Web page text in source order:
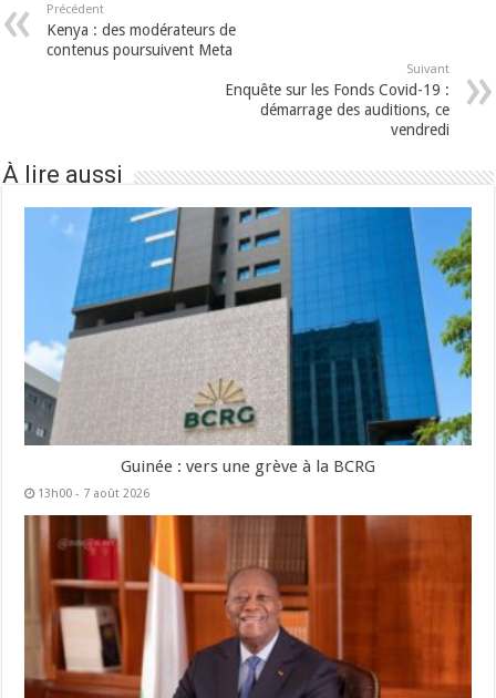
Précédent
Kenya : des modérateurs de
contenus poursuivent Meta
Suivant
Enquête sur les Fonds Covid-19 :
démarrage des auditions, ce
vendredi
À lire aussi
Guinée : vers une grève à la BCRG
13h00 - 7 août 2026